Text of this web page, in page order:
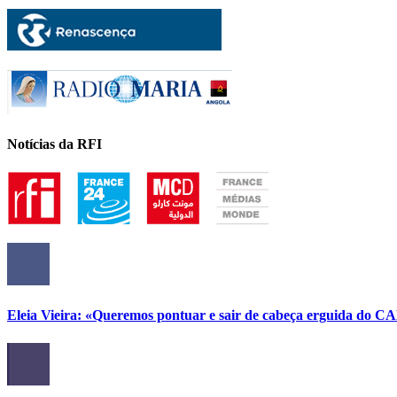
Notícias da RFI
Eleia Vieira: «Queremos pontuar e sair de cabeça erguida do